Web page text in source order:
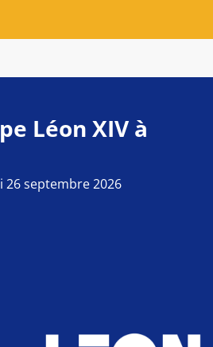
Léon XIV à
26 septembre 2026